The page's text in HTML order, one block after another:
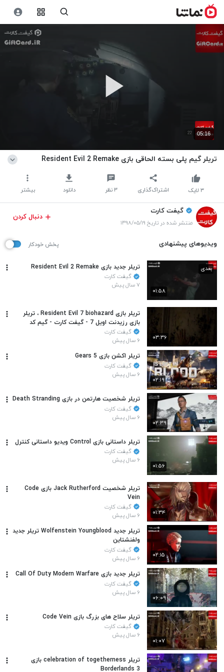
05:16
تریلر گیم پلی بسته الحاقی بازی Resident Evil 2 Remake
اشتراک‌گذاری ۳ نظر دانلود بیشتر ۳ لایک
گیفت کارت
منتشر شده در تاریخ ۱۳۹۸/۰۵/۱۹
دنبال کردن
ویدیوهای پیشنهادی پخش خودکار
۰۱:۵۸
بعدی تریلر جدید بازی Resident Evil 2 Remake
گیفت کارت
۷ سال پیش
۰۳:۳۶
تریلر بازی Resident Evil 7 biohazard ، تریلر
بازی رزیدنت اویل 7 - گیفت کارت - گیم کد
گیفت کارت
۶ سال پیش
۰۲:۱۹
تریلر اکشن بازی Gears 5
گیفت کارت
۶ سال پیش
۰۲:۳۹
تریلر شخصیت هارتمن در بازی Death Stranding
گیفت کارت
۶ سال پیش
۰۱:۵۶
تریلر داستانی بازی Control ویدیو داستانی کنترل
گیفت کارت
۶ سال پیش
۰۱:۳۴
تریلر شخصیت Jack Rutherford بازی Code
Vein
گیفت کارت
۶ سال پیش
۰۲:۱۵
تریلر جدید Wolfenstein Youngblood تریلر جدید
ولفنشتاین
گیفت کارت
۶ سال پیش
۰۶:۰۹
تریلر جدید بازی Call Of Duty Modern Warfare
گیفت کارت
۶ سال پیش
۰۱:۰۷
تریلر سلاح های بزرگ بازی Code Vein
گیفت کارت
۶ سال پیش
تریلر celebration of togetherness بازی
Borderlands 3